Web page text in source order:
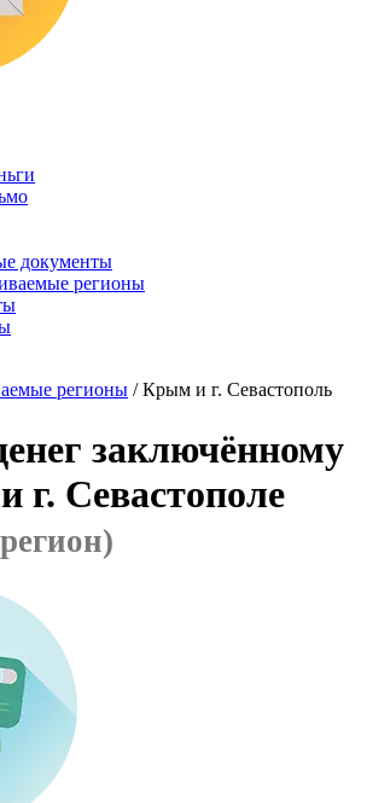
документы
регионы
регионы / Крым и г. Севастополь
заключённому
г. Севастополе